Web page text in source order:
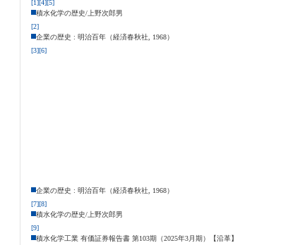
[1][4][5]
積水化学の歴史/上野次郎男
[2]
企業の歴史 : 明治百年（経済春秋社, 1968）
[3][6]
企業の歴史 : 明治百年（経済春秋社, 1968）
[7][8]
積水化学の歴史/上野次郎男
[9]
積水化学工業 有価証券報告書 第103期（2025年3月期）【沿革】